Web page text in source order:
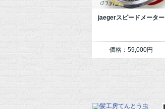
jaegerスピードメーター
価格：59,000円